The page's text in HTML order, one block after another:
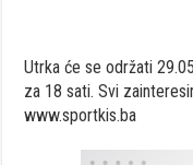
Utrka će se održati
za 18 sati. Svi
www.sportkis.ba